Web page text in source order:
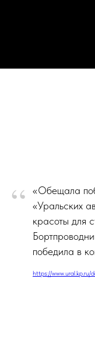
“
«Обещала
«Уральских
красоты для
победила в
https://